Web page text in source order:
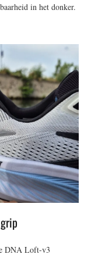
in het donker.
DNA Loft-v3